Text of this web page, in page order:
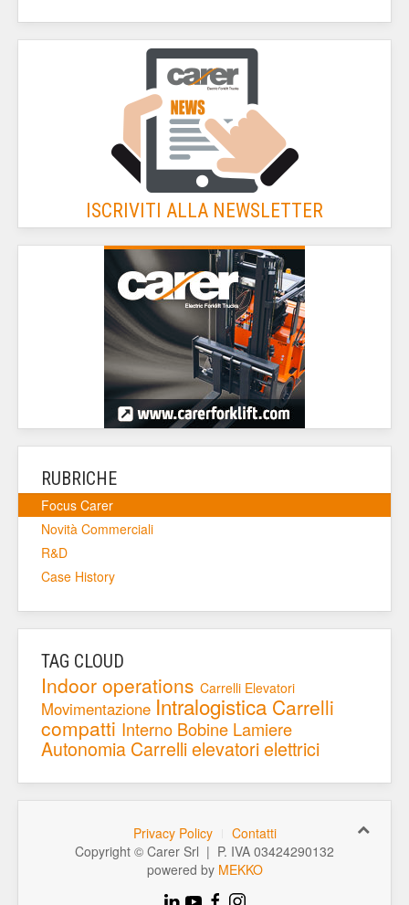
ISCRIVITI ALLA NEWSLETTER
RUBRICHE
Focus Carer
Novità Commerciali
R&D
Case History
TAG CLOUD
Indoor operations Carrelli Elevatori
Movimentazione Intralogistica Carrelli
compatti Interno Bobine Lamiere
Autonomia Carrelli elevatori elettrici
Privacy Policy
Contatti
Copyright © Carer Srl | P. IVA 03424290132
powered by MEKKO